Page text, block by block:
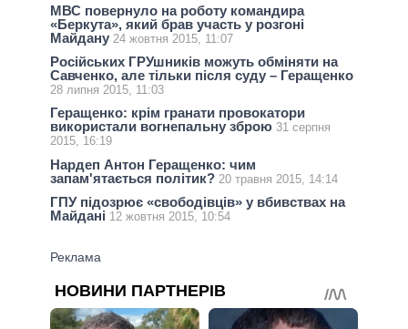
МВС повернуло на роботу командира
«Беркута», який брав участь у розгоні
Майдану 24 жовтня 2015, 11:07
Російських ГРУшників можуть обміняти на
Савченко, але тільки після суду – Геращенко
28 липня 2015, 11:03
Геращенко: крім гранати провокатори
використали вогнепальну зброю 31 серпня
2015, 16:19
Нардеп Антон Геращенко: чим
запам'ятається політик? 20 травня 2015, 14:14
ГПУ підозрює «свободівців» у вбивствах на
Майдані 12 жовтня 2015, 10:54